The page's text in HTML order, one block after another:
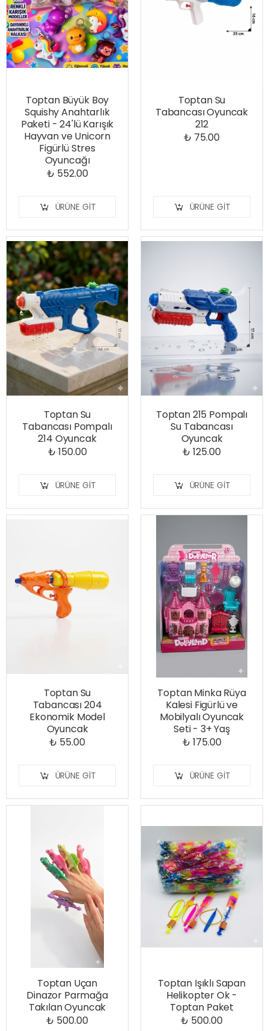
Toptan Büyük Boy
Squishy Anahtarlık
Paketi - 24'lü Karışık
Hayvan ve Unicorn
Figürlü Stres
Oyuncağı
₺ 552.00
ÜRÜNE GIT
Toptan Su
Tabancası Oyuncak
212
₺ 75.00
ÜRÜNE GIT
Toptan Su
Tabancası Pompalı
214 Oyuncak
₺ 150.00
ÜRÜNE GIT
Toptan 215 Pompalı
Su Tabancası
Oyuncak
₺ 125.00
ÜRÜNE GIT
Toptan Su
Tabancası 204
Ekonomik Model
Oyuncak
₺ 55.00
ÜRÜNE GIT
Toptan Minka Rüya
Kalesi Figürlü ve
Mobilyalı Oyuncak
Seti - 3+ Yaş
₺ 175.00
ÜRÜNE GIT
Toptan Uçan
Dinazor Parmağa
Takılan Oyuncak
₺ 500.00
Toptan Işıklı Sapan
Helikopter Ok -
Toptan Paket
₺ 500.00